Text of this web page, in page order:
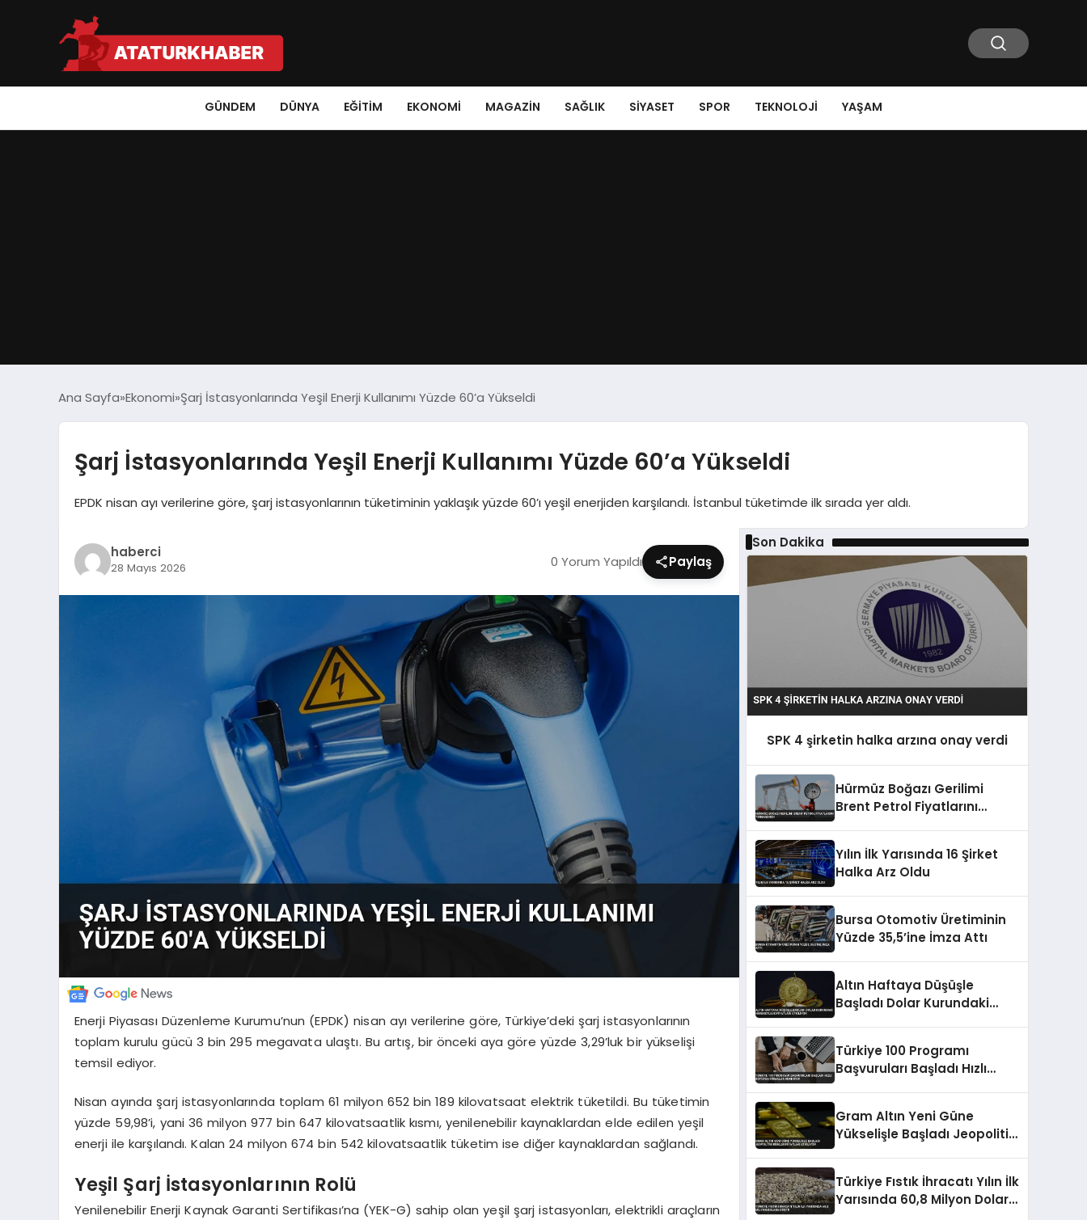
GÜNDEM DÜNYA EĞITIM EKONOMI MAGAZIN SAĞLIK SIYASET SPOR TEKNOLOJI YAŞAM
Ana Sayfa Ekonomi Şarj İstasyonlarında Yeşil Enerji Kullanımı Yüzde 60’a Yükseldi
Şarj İstasyonlarında Yeşil Enerji Kullanımı Yüzde 60’a Yükseldi
EPDK nisan ayı verilerine göre, şarj istasyonlarının tüketiminin yaklaşık yüzde 60’ı yeşil enerjiden karşılandı. İstanbul tüketimde ilk sırada yer aldı.
haberci
28 Mayıs 2026 0 Yorum Yapıldı Paylaş
Enerji Piyasası Düzenleme Kurumu’nun (EPDK) nisan ayı verilerine göre, Türkiye’deki şarj istasyonlarının
toplam kurulu gücü 3 bin 295 megavata ulaştı. Bu artış, bir önceki aya göre yüzde 3,29’luk bir yükselişi
temsil ediyor.
Nisan ayında şarj istasyonlarında toplam 61 milyon 652 bin 189 kilovatsaat elektrik tüketildi. Bu tüketimin
yüzde 59,98’i, yani 36 milyon 977 bin 647 kilovatsaatlik kısmı, yenilenebilir kaynaklardan elde edilen yeşil
enerji ile karşılandı. Kalan 24 milyon 674 bin 542 kilovatsaatlik tüketim ise diğer kaynaklardan sağlandı.
Yeşil Şarj İstasyonlarının Rolü
Yenilenebilir Enerji Kaynak Garanti Sertifikası’na (YEK-G) sahip olan yeşil şarj istasyonları, elektrikli araçların
Son Dakika
SPK 4 şirketin halka arzına onay verdi
Hürmüz Boğazı Gerilimi
Brent Petrol Fiyatlarını
Yılın İlk Yarısında 16 Şirket
Halka Arz Oldu
Bursa Otomotiv Üretiminin
Yüzde 35,5’ine İmza Attı
Altın Haftaya Düşüşle
Başladı Dolar Kurundaki
Türkiye 100 Programı
Başvuruları Başladı Hızlı
Gram Altın Yeni Güne
Yükselişle Başladı Jeopolitik
Türkiye Fıstık İhracatı Yılın İlk
Yarısında 60,8 Milyon Dolara